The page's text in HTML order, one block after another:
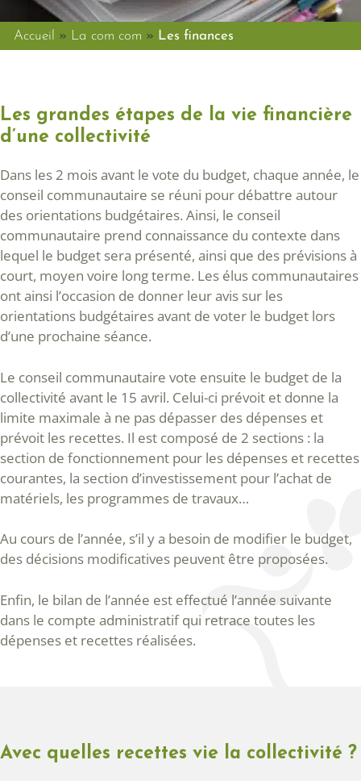
Accueil » La com com » Les finances
Les grandes étapes de la vie financière
d’une collectivité
Dans les 2 mois avant le vote du budget, chaque année, le
conseil communautaire se réuni pour débattre autour
des orientations budgétaires. Ainsi, le conseil
communautaire prend connaissance du contexte dans
lequel le budget sera présenté, ainsi que des prévisions à
court, moyen voire long terme. Les élus communautaires
ont ainsi l’occasion de donner leur avis sur les
orientations budgétaires avant de voter le budget lors
d’une prochaine séance.
Le conseil communautaire vote ensuite le budget de la
collectivité avant le 15 avril. Celui-ci prévoit et donne la
limite maximale à ne pas dépasser des dépenses et
prévoit les recettes. Il est composé de 2 sections : la
section de fonctionnement pour les dépenses et recettes
courantes, la section d’investissement pour l’achat de
matériels, les programmes de travaux…
Au cours de l’année, s’il y a besoin de modifier le budget,
des décisions modificatives peuvent être proposées.
Enfin, le bilan de l’année est effectué l’année suivante
dans le compte administratif qui retrace toutes les
dépenses et recettes réalisées.
Avec quelles recettes vie la collectivité ?